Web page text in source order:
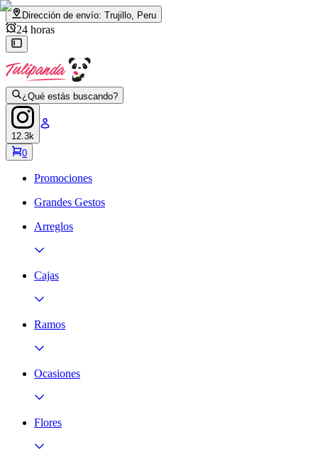
Dirección de envío: Trujillo, Peru
24 horas
¿Qué estás buscando?
12.3k
0
Promociones
Grandes Gestos
Arreglos
Cajas
Ramos
Ocasiones
Flores